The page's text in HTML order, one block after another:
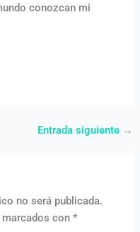
conozcan mi
Entrada siguiente →
no será publicada.
marcados con*